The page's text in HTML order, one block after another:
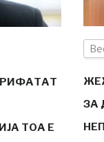
ТОА Е
ЗА